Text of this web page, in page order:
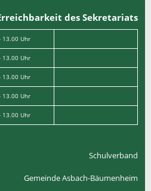
des Sekretariats
13.00 Uhr
13.00 Uhr
13.00 Uhr
13.00 Uhr
13.00 Uhr
Schulverband
Gemeinde Asbach-Bäumenheim